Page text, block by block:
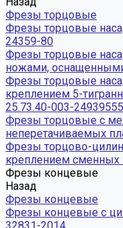
Фрезы торцовые
Фрезы торцовые
24359-80
Фрезы торцовые
ножами,
Фрезы торцовые
креплением 5-
25.73.40-003-
Фрезы торцовые с
неперетачиваемых
Фрезы торцово-
креплением сменных
Фрезы концевые
Назад
Фрезы концевые
Фрезы концевые с
32831-2014